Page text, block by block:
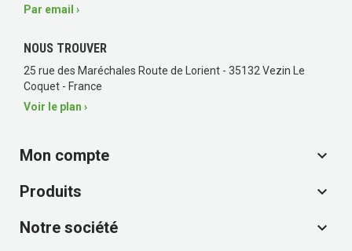
Par email ›
NOUS TROUVER
25 rue des Maréchales Route de Lorient - 35132 Vezin Le
Coquet - France
Voir le plan ›
Mon compte

Produits

Notre société
